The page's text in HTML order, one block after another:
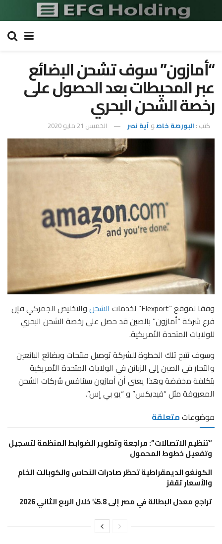
“أمازون” سوف تشحن البضائع
عبر المحيطات بعد الحصول على
رخصة الشحن البحري
كتب : البورصة خاصو آية نصر الخميس 21 مايو 2020
وفقا لموقع “Flexport” لخدمات الشحنوالتخليص الجمركي فإن
فرع شركة “أمازون” بالصين قد حصل على رخصة الشحن البحري
للولايات المتحدة الأمريكية.
وسوف تتيح تلك الخطوة للشركة توصيل منتجات وبضائع البائعين
والتجار في الصين إلى الزبائن في الولايات المتحدة الأمريكية
بتكلفة مخفضة وهذا يعني أن أمازون ستنافس شركات الشحن
المعروفة مثل “فيديكس” و “يو بي إس”.
موضوعاتمتعلقة
“تنظيم الاتصالات”: مراجعة وتطوير الضوابط المنظمة لتسجيل
وتفعيل خطوط المحمول
الكونغو الديمقراطية تحظر صادرات النحاس والكوبالت الخام
والأسعار تقفز
تراجع معدل البطالة في مصر إلى 5.8% خلال الربع الثاني 2026